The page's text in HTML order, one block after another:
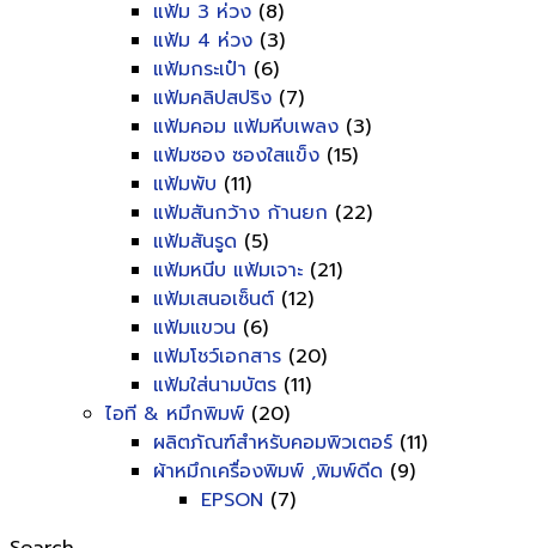
แฟ้ม 3 ห่วง (8)
แฟ้ม 4 ห่วง (3)
แฟ้มกระเป๋า (6)
แฟ้มคลิปสปริง (7)
แฟ้มคอม แฟ้มหีบเพลง (3)
แฟ้มซอง ซองใสแข็ง (15)
แฟ้มพับ (11)
แฟ้มสันกว้าง ก้านยก (22)
แฟ้มสันรูด (5)
แฟ้มหนีบ แฟ้มเจาะ (21)
แฟ้มเสนอเซ็นต์ (12)
แฟ้มแขวน (6)
แฟ้มโชว์เอกสาร (20)
แฟ้มใส่นามบัตร (11)
ไอที & หมึกพิมพ์ (20)
ผลิตภัณฑ์สำหรับคอมพิวเตอร์ (11)
ผ้าหมึกเครื่องพิมพ์ ,พิมพ์ดีด (9)
EPSON (7)